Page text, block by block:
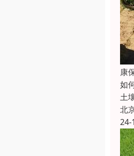
康
如
土
北
24-